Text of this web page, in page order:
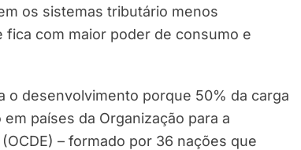
os sistemas tributário menos
com maior poder de consumo e
o desenvolvimento porque 50% da carga
países da Organização para a
– formado por 36 nações que